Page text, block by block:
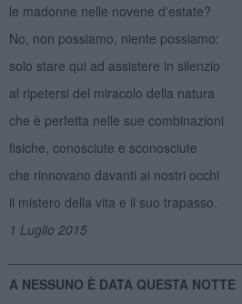
le madonne nelle novene d'estate?
No, non possiamo, niente possiamo:
solo stare qui ad assistere in silenzio
al ripetersi del miracolo della natura
che è perfetta nelle sue combinazioni
fisiche, conosciute e sconosciute
che rinnovano davanti ai nostri occhi
il mistero della vita e il suo trapasso.
1 Luglio 2015
A NESSUNO È DATA QUESTA NOTTE